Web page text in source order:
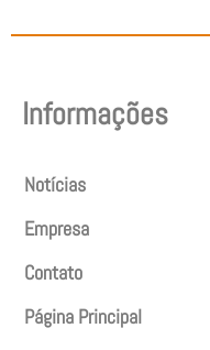
Informações
Notícias
Empresa
Contato
Página Principal